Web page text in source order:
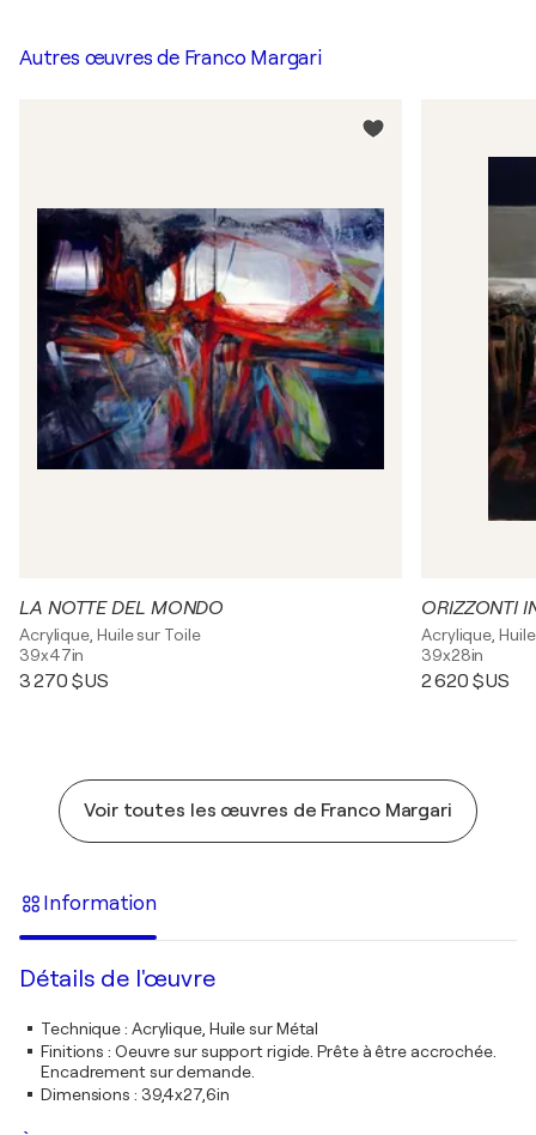
Autres œuvres de Franco Margari
LA NOTTE DEL MONDO
Acrylique, Huile sur Toile
39x47in
3 270 $US
ORIZZONTI
Acrylique,
39x28in
2 620 $US
Voir toutes les œuvres de Franco Margari
Information
Détails de l'œuvre
Technique: Acrylique, Huile sur Métal
Finitions : Oeuvre sur support rigide. Prête à être accrochée.
Encadrement sur demande.
Dimensions : 39,4x27,6in